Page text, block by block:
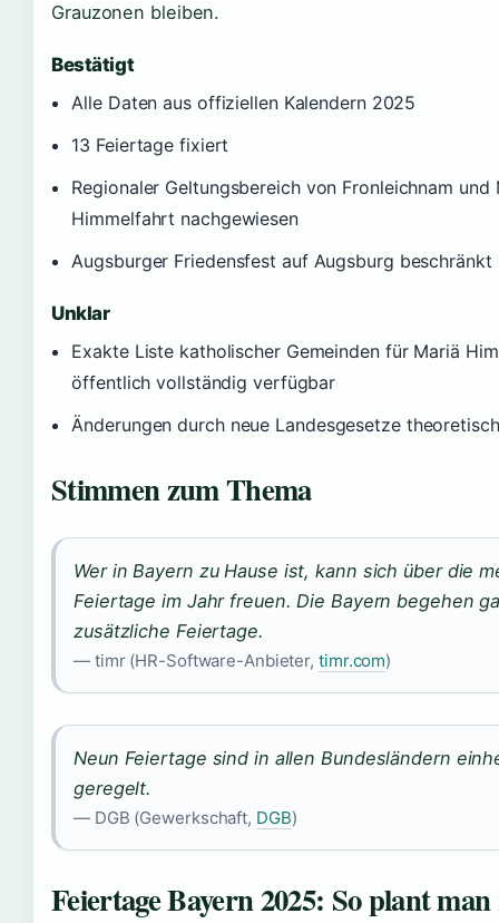
Grauzonen bleiben.
Bestätigt
Alle Daten aus offiziellen Kalendern 2025
13 Feiertage fixiert
Regionaler Geltungsbereich von Fronleichnam und
Himmelfahrt nachgewiesen
Augsburger Friedensfest auf Augsburg beschränkt
Unklar
Exakte Liste katholischer Gemeinden für Mariä
öffentlich vollständig verfügbar
Änderungen durch neue Landesgesetze
Stimmen zum Thema
Wer in Bayern zu Hause ist, kann sich über die
Feiertage im Jahr freuen. Die Bayern begehen
zusätzliche Feiertage.
— timr (HR-Software-Anbieter, timr.com)
Neun Feiertage sind in allen Bundesländern
geregelt.
— DGB (Gewerkschaft, DGB)
Feiertage Bayern 2025: So plant